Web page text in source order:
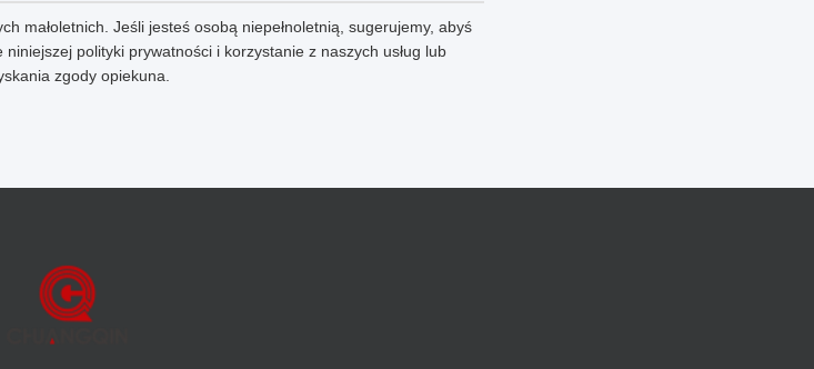
małoletnich. Jeśli jesteś osobą niepełnoletnią, sugerujemy, abyś
polityki prywatności i korzystanie z naszych usług lub
zgody opiekuna.